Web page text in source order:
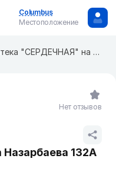
Columbus
Местоположение
Аптека "СЕРДЕЧНАЯ" на Назарбаева 132А
132А
Нет отзывов